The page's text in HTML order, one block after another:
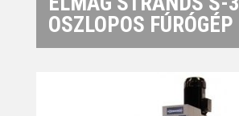
OSZLOPOS FÚRÓGÉP